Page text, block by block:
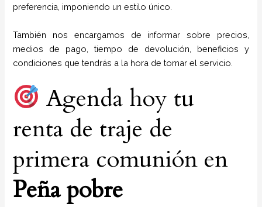
preferencia, imponiendo un estilo único.
También nos encargamos de informar sobre precios,
medios de pago, tiempo de devolución, beneficios y
condiciones que tendrás a la hora de tomar el servicio.
Agenda hoy tu
renta de traje de
primera comunión en
Peña pobre